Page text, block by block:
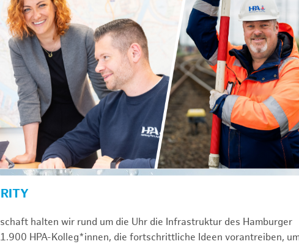
halten wir rund um die Uhr die Infrastruktur des Hamburger
HPA-Kolleg*innen, die fortschrittliche Ideen vorantreiben,